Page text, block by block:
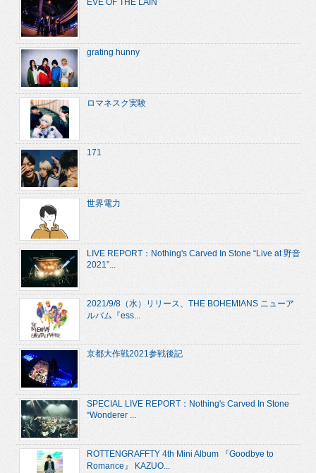
EVE OF THE LAIN
grating hunny
ロマネスク実験
171
世界電力
LIVE REPORT：Nothing's Carved In Stone “Live at 野音
2021”...
2021/9/8（水）リリース、THE BOHEMIANS ニューア
ルバム『ess...
京都大作戦2021参戦後記
SPECIAL LIVE REPORT：Nothing's Carved In Stone
“Wonderer ...
ROTTENGRAFFTY 4th Mini Album 『Goodbye to
Romance』 KAZUO...